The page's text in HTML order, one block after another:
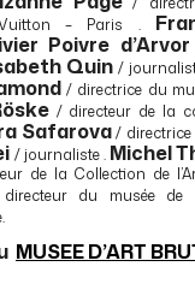
– Paris .
Poivre d’Arvor
Quin/
/ directrice du
/ directeur de la
Safarova/ directrice
/ journaliste . Michel
de la Collection de
du musée de
MUSEE D’ART